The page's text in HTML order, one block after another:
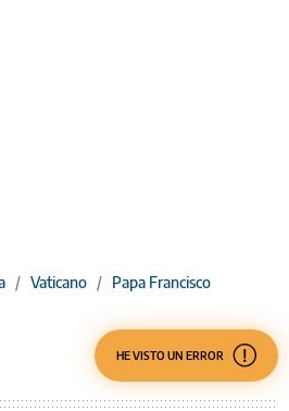
/ Vaticano / Papa Francisco
HE VISTO UN ERROR